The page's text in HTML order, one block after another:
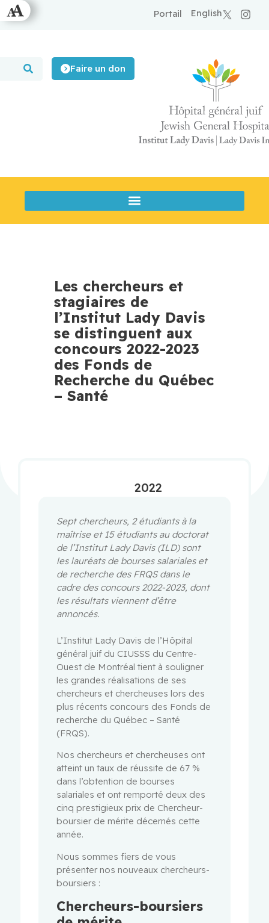
English
Portail
Faire un don
Les chercheurs et
stagiaires de
l’Institut Lady Davis
se distinguent aux
concours 2022-2023
des Fonds de
Recherche du Québec
– Santé
2022
Sept chercheurs, 2 étudiants à la
maîtrise et 15 étudiants au doctorat
de l’Institut Lady Davis (ILD) sont
les lauréats de bourses salariales et
de recherche des FRQS dans le
cadre des concours 2022-2023, dont
les résultats viennent d’être
annoncés.
L’Institut Lady Davis de l’Hôpital
général juif du CIUSSS du Centre-
Ouest de Montréal tient à souligner
les grandes réalisations de ses
chercheurs et chercheuses lors des
plus récents concours des Fonds de
recherche du Québec – Santé
(FRQS).
Nos chercheurs et chercheuses ont
atteint un taux de réussite de 67 %
dans l’obtention de bourses
salariales et ont remporté deux des
cinq prestigieux prix de Chercheur-
boursier de mérite décernés cette
année.
Nous sommes fiers de vous
présenter nos nouveaux chercheurs-
boursiers :
Chercheurs-boursiers